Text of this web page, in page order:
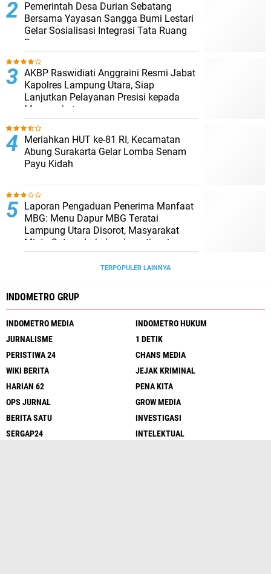
Pemerintah Desa Durian Sebatang
Bersama Yayasan Sangga Bumi Lestari
Gelar Sosialisasi Integrasi Tata Ruang
Desa
AKBP Raswidiati Anggraini Resmi Jabat
Kapolres Lampung Utara, Siap
Lanjutkan Pelayanan Presisi kepada
Masyarakat
Meriahkan HUT ke-81 RI, Kecamatan
Abung Surakarta Gelar Lomba Senam
Payu Kidah
Laporan Pengaduan Penerima Manfaat
MBG: Menu Dapur MBG Teratai
Lampung Utara Disorot, Masyarakat
Minta Satgas Lakukan Investigasi
TERPOPULER LAINNYA
INDOMETRO GRUP
INDOMETRO MEDIA
INDOMETRO HUKUM
JURNALISME
1 DETIK
PERISTIWA 24
CHANS MEDIA
WIKI BERITA
JEJAK KRIMINAL
HARIAN 62
PENA KITA
OPS JURNAL
GROW MEDIA
BERITA SATU
INVESTIGASI
SERGAP24
INTELEKTUAL